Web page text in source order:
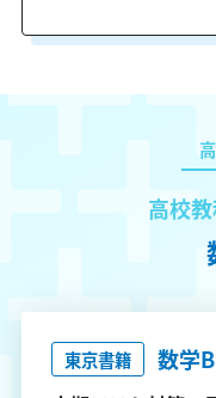
高校
東京書籍 数学